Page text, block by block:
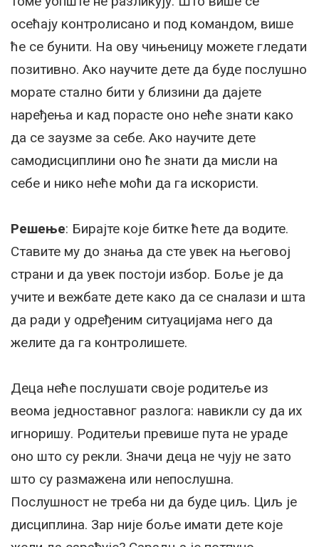
осећају контролисано и под командом, више
ће се бунити. На ову чињеницу можете гледати
позитивно. Ако научите дете да буде послушно
морате стално бити у близини да дајете
наређења и кад порасте оно неће знати како
да се заузме за себе. Ако научите дете
самодисциплини оно ће знати да мисли на
себе и нико неће моћи да га искористи.
Решење: Бирајте које битке ћете да водите.
Ставите му до знања да сте увек на његовој
страни и да увек постоји избор. Боље је да
учите и вежбате дете како да се сналази и шта
да ради у одређеним ситуацијама него да
желите да га контролишете.
Деца неће послушати своје родитеље из
веома једноставног разлога: навикли су да их
игноришу. Родитељи превише пута не ураде
оно што су рекли. Значи деца не чују не зато
што су размажена или непослушна.
Послушност не треба ни да буде циљ. Циљ је
дисциплина. Зар није боље имати дете које